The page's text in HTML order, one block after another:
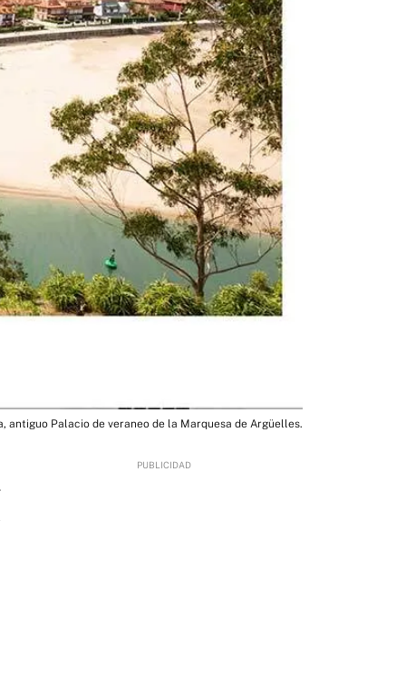
antiguo Palacio de veraneo de la Marquesa de Argüelles.